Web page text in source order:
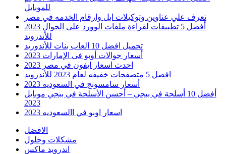
للموبايل
تعرف علي عناوين وتوكيلات ابل وارقام الخدمه في مصر
أفضل 5 تطبيقات لقراءة ملفات الوورد على الجوال 2023
للأندرويد
تحميل افضل 10 العاب بنات للأندوريد
أسعار جوالات أوبو فى الإمارات 2023
احدث اسعار ايفون في مصر 2023
افضل 5 متصفحات خفيفه لعام 2023 للأندرويد
أسعار سامسونج في السعوديه 2023
أفضل 10 أسلحة في ببجي – أحسن الأسلحة في ببجي موبايل
2023
اسعار اوبو في االسعوديه 2023
الافضل
مشكلات وحلول
اندرويد ماكس